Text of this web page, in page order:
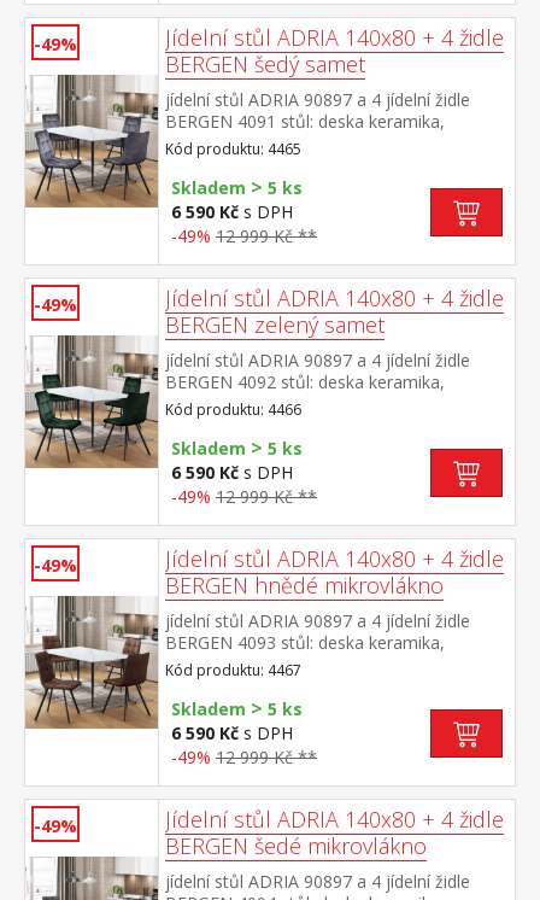
cm rozměr stolu (š/h/v) 130 × 70 × 75
cm rozměr židle (š/h/v) 45 × 53 × 88 cm
-49%
Jídelní stůl ADRIA 140x80 + 4 židle
BERGEN šedý samet
jídelní stůl ADRIA 90897 a 4 jídelní židle
BERGEN 4091 stůl: deska keramika,
barevné provedení imitace
mramoru kovová konstrukce, barevné
provedení černá židle: sametový potah,
barevné provedení šedá kovová konstrukce,
barevné provedení černá výška sedu židle
cm rozměr židle (š/h/v) 45 × 53 × 88 cm
Kód produktu: 4465
Skladem > 5 ks
6 590 Kč s DPH
-49% 12 999 Kč **
-49%
Jídelní stůl ADRIA 140x80 + 4 židle
BERGEN zelený samet
jídelní stůl ADRIA 90897 a 4 jídelní židle
BERGEN 4092 stůl: deska keramika,
barevné provedení imitace
mramoru kovová konstrukce, barevné
provedení černá židle: sametový potah,
barevné provedení zelená kovová
konstrukce, barevné provedení černá výška
70 × 75 cm rozměr židle (š/h/v) 45 × 53 × 88
cm
Kód produktu: 4466
Skladem > 5 ks
6 590 Kč s DPH
-49% 12 999 Kč **
-49%
Jídelní stůl ADRIA 140x80 + 4 židle
BERGEN hnědé mikrovlákno
jídelní stůl ADRIA 90897 a 4 jídelní židle
BERGEN 4093 stůl: deska keramika,
barevné provedení imitace
mramoru kovová konstrukce, barevné
provedení černá židle: potah broušená kůže
– imitace mikrovlákno, barevné provedení
hnědá kovová konstrukce, barevné
cm rozměr stolu (š/h/v) 140 × 70 × 75
cm rozměr židle (š/h/v) 45 × 53 × 88 cm
Kód produktu: 4467
Skladem > 5 ks
6 590 Kč s DPH
-49% 12 999 Kč **
-49%
Jídelní stůl ADRIA 140x80 + 4 židle
BERGEN šedé mikrovlákno
jídelní stůl ADRIA 90897 a 4 jídelní židle